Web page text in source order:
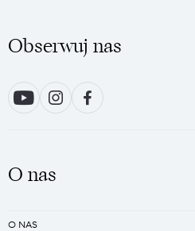
Obserwuj nas
O nas
O NAS